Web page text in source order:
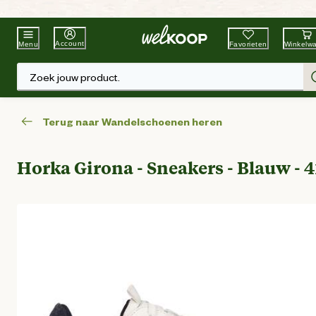
Beste WinkelketenTuin & Dier
Menu Account Favorieten
Zoek jouw product.
Terug naar Wandelschoenen heren
Horka Girona - Sneakers - Blauw -